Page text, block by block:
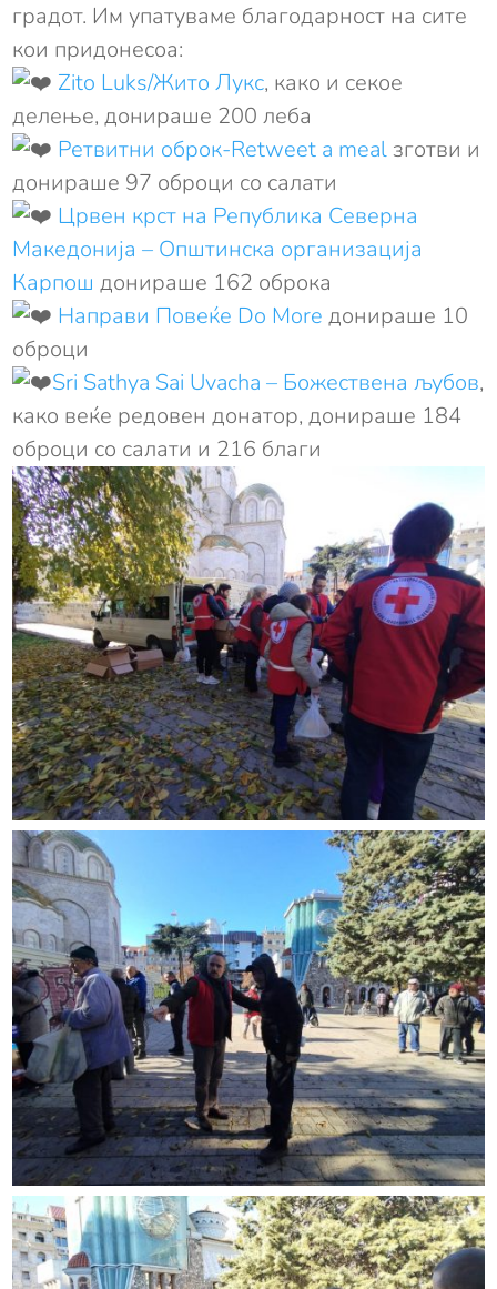
градот. Им упатуваме благодарност на сите
кои придонесоа:
Zito Luks/Жито Лукс, како и секое
делење, донираше 200 леба
Ретвитни oброк-Retweet a mealзготви и
донираше 97 оброци со салати
Црвен крст на Република Северна
Македонија – Општинска организација
Карпош донираше 162 оброка
Направи Повеќе Do More донираше 10
оброци
Sri Sathya Sai Uvacha – Божествена љубов,
како веќе редовен донатор, донираше 184
оброци со салати и 216 благи